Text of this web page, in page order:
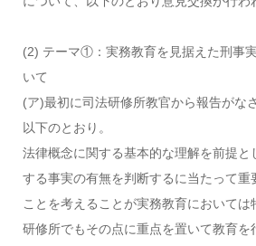
(2) テーマ①：実務教育を見据えた刑事
いて
(ア)最初に司法研修所教官から報告がな
以下のとおり。
法律概念に関する基本的な理解を前提と
する事実の有無を判断するに当たって重
ことを考えることが実務教育において
研修所でもその点に重点を置いて教育を